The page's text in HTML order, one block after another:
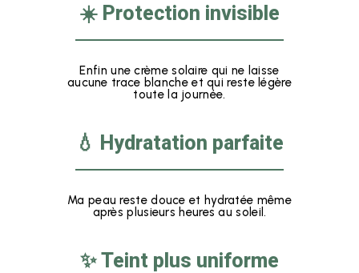
☀️ Protection invisible
Enfin une crème solaire qui ne laisse
aucune trace blanche et qui reste légère
toute la journée.
💧 Hydratation parfaite
Ma peau reste douce et hydratée même
après plusieurs heures au soleil.
✨ Teint plus uniforme